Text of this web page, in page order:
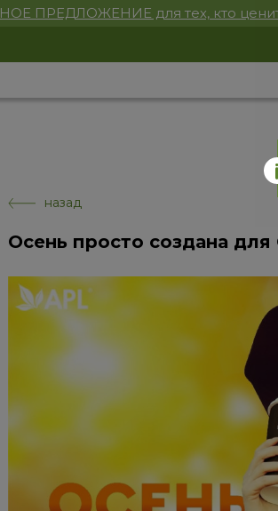
ПРЕДЛОЖЕНИЕ для тех, кто
назад
Осень просто создана для